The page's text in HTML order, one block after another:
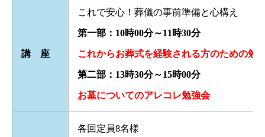
講 座
これで安心！葬儀の事前準備と心構え
第一部：10時00分～11時30分
これからお葬式を経験される方のための勉
第二部：13時30分～15時00分
お墓についてのアレコレ勉強会
各回定員8名様